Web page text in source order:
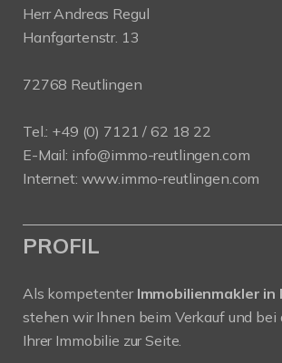
Herr Andreas Regul
Hanfgartenstr. 13
72768 Reutlingen
Tel.: +49 (0) 7121 / 62 18 22
E-Mail: info@immo-reutlingen.com
Internet: www.immo-reutlingen.com
PROFIL
Als kompetenter Immobilienmakler in
stehen wir Ihnen beim Verkauf und bei
Ihrer Immobilie zur Seite.